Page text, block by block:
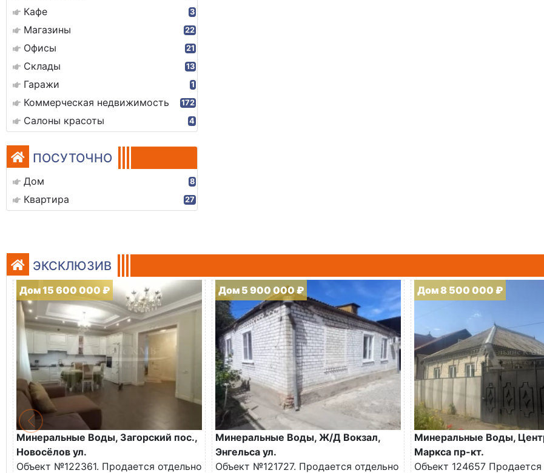
Кафе 3
Магазины 22
Офисы 21
Склады 13
Гаражи 1
Коммерческая недвижимость 172
Салоны красоты 4
ПОСУТОЧНО
Дом 8
Квартира 27
ЭКСКЛЮЗИВ
Дом 15 600 000 ₽
Минеральные Воды, Загорский пос.,
Новосёлов ул.
Объект №122361. Продается отдельно
Дом 5 900 000 ₽
Минеральные Воды, Ж/Д Вокзал,
Энгельса ул.
Объект №121727. Продается отдельно
Дом 8 500 000 ₽
Минеральные Воды,
Маркса пр-кт.
Объект 124657 Продается